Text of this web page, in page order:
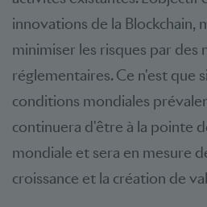
innovations de la Blockchain,
minimiser les risques par des
réglementaires. Ce n'est que
conditions mondiales
continuera d'être à la pointe
mondiale et sera en mesure
croissance et la création de